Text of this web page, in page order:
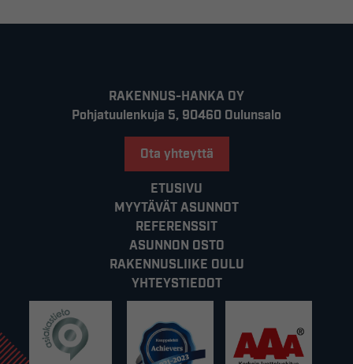
RAKENNUS-HANKA OY
Pohjatuulenkuja 5, 90460 Oulunsalo
Ota yhteyttä
ETUSIVU
MYYTÄVÄT ASUNNOT
REFERENSSIT
ASUNNON OSTO
RAKENNUSLIIKE OULU
YHTEYSTIEDOT